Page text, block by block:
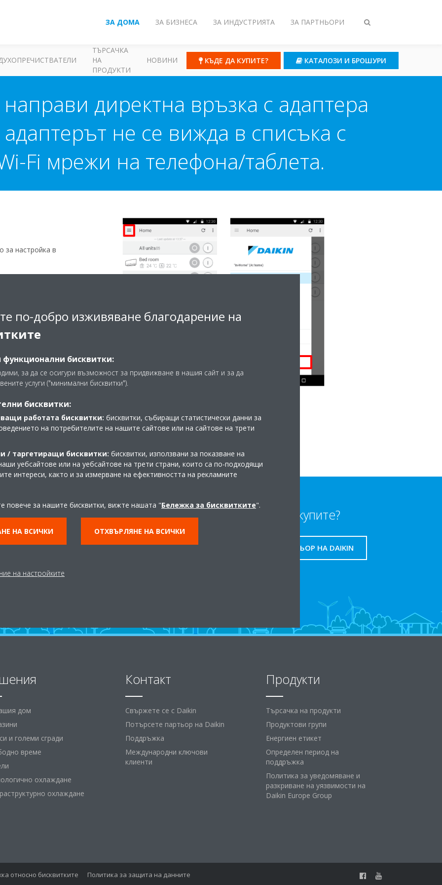
Toggle
ЗА ДОМА ЗА БИЗНЕСА ЗА ИНДУСТРИЯТА ЗА ПАРТНЬОРИ
ТЪРСАЧКА
НА
ПРОДУКТИ
НОВИНИ КЪДЕ ДА КУПИТЕ? КАТАЛОЗИ И БРОШУРИ
директна връзка с адаптера
не се вижда в списъка с
Fi мрежи на телефона/таблета.
за настройка в
близо до вашия WLAN
Обхватът на WLAN
значително от смущения по
и се върнете обратно в
[MODE]. По този начин
безжичен канал (1-11).
на адаптер") е
Разгледайте нашия Virtual
Experience Center
Къде да купите?
НАМЕРЕТЕ ПАРТНЬОР НА DAIKIN
дом
и големи сгради
време
охлаждане
охлаждане
Контакт
Свържете се с Daikin
Потърсете партьор на Daikin
Поддръжка
Международни ключови
клиенти
Продукти
Търсачка на продукти
Продуктови групи
Енергиен етикет
Определен период на
поддръжка
Политика за уведомяване и
разкриване на уязвимости на
Daikin Europe Group
относно бисквитките
Политика за защита на данните
по-добро изживяване благодарение на
функционални бисквитки:
за да се осигури възможност за придвижване в нашия сайт и за да
услуги ("минимални бисквитки").
бисквитки:
работата бисквитки: бисквитки, събиращи статистически данни за
на потребителите на нашите сайтове или на сайтове на трети
/ таргетиращи бисквитки: бисквитки, използвани за показване на
уебсайтове или на уебсайтове на трети страни, които са по-подходящи
интереси, както и за измерване на ефективността на рекламните
повече за нашите бисквитки, вижте нашата "Бележка за бисквитките".
НА ВСИЧКИ ОТХВЪРЛЯНЕ НА ВСИЧКИ
на настройките